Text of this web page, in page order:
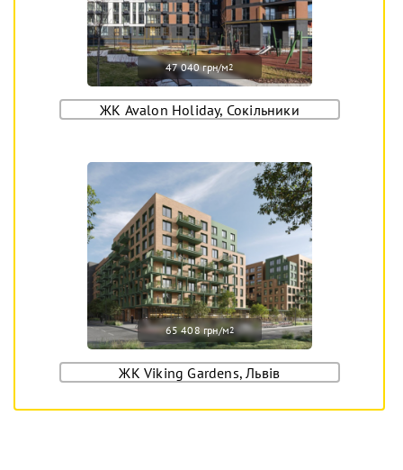
47 040 грн/м2
ЖК Avalon Holiday, Сокільники
65 408 грн/м2
ЖК Viking Gardens, Львів